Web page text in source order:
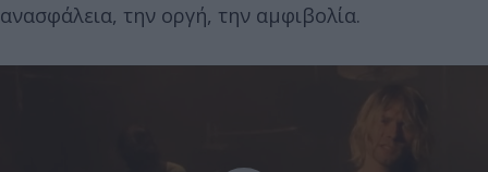
ανασφάλεια, την οργή, την αμφιβολία.